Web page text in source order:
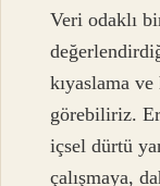
Veri odaklı
kıyaslama
görebiliriz.
içsel dürtü
çalışmaya,